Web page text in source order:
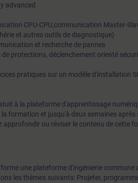
advanced
CPU-CPU,communication Master-
et autres outils de diagnostique)
et recherche de pannes
protections, déclenchement orienté
pratiques sur un modèle d'installation
à la plateforme d'apprentissage
formation et jusqu'à deux semaines après
approfondir ou réviser le contenu de cette
une plateforme d'ingénierie commune
les thèmes suivants: Projeter,